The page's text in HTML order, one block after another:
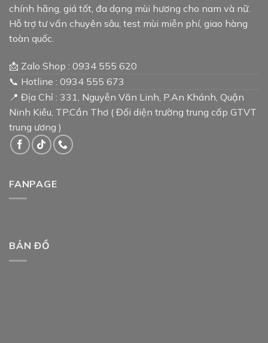
chính hãng, giá tốt, đa dạng mùi hương cho nam và nữ.
Hỗ trợ tư vấn chuyên sâu, test mùi miễn phí, giao hàng
toàn quốc.
📩 Zalo Shop : 0934 555 620
📞 Hotline : 0934 555 673
📍 Địa Chỉ : 331, Nguyễn Văn Linh, P.An Khánh, Quận
Ninh Kiều, TP.Cần Thơ ( Đối diện trường trung cấp GTVT
trung ương )
FANPAGE
BẢN ĐỒ